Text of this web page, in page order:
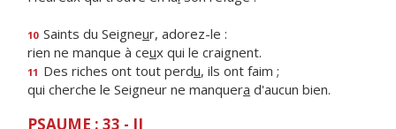
10 Saints du Seigneur, adorez-le :
rien ne manque à ceux qui le craignent.
11 Des riches ont tout perdu, ils ont faim ;
qui cherche le Seigneur ne manquera d'aucun bien.
PSAUME : 33 - II